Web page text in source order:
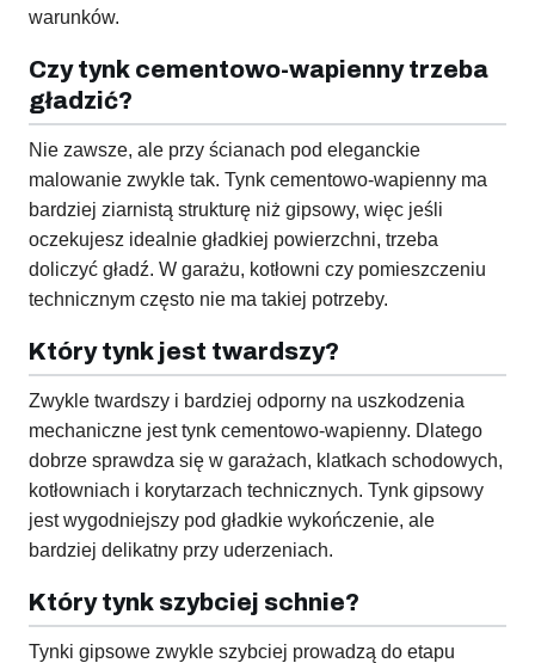
warunków.
Czy tynk cementowo-wapienny trzeba
gładzić?
Nie zawsze, ale przy ścianach pod eleganckie
malowanie zwykle tak. Tynk cementowo-wapienny ma
bardziej ziarnistą strukturę niż gipsowy, więc jeśli
oczekujesz idealnie gładkiej powierzchni, trzeba
doliczyć gładź. W garażu, kotłowni czy pomieszczeniu
technicznym często nie ma takiej potrzeby.
Który tynk jest twardszy?
Zwykle twardszy i bardziej odporny na uszkodzenia
mechaniczne jest tynk cementowo-wapienny. Dlatego
dobrze sprawdza się w garażach, klatkach schodowych,
kotłowniach i korytarzach technicznych. Tynk gipsowy
jest wygodniejszy pod gładkie wykończenie, ale
bardziej delikatny przy uderzeniach.
Który tynk szybciej schnie?
Tynki gipsowe zwykle szybciej prowadzą do etapu